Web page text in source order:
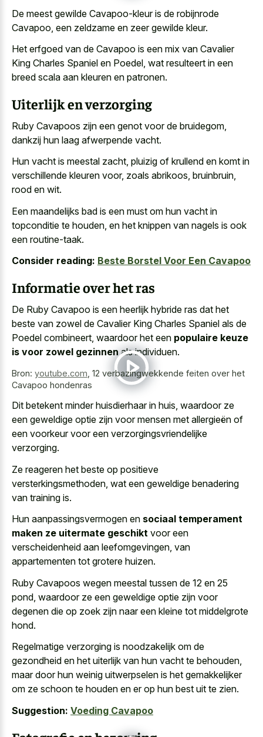
De meest gewilde Cavapoo-kleur is de robijnrode
Cavapoo, een zeldzame en zeer gewilde kleur.
Het erfgoed van de Cavapoo is een mix van Cavalier
King Charles Spaniel en Poedel, wat resulteert in een
breed scala aan kleuren en patronen.
Uiterlijk en verzorging
Ruby Cavapoos zijn een genot voor de bruidegom,
dankzij hun laag afwerpende vacht.
Hun vacht is meestal zacht, pluizig of krullend en komt in
verschillende kleuren voor, zoals abrikoos, bruinbruin,
rood en wit.
Een maandelijks bad is een must om hun vacht in
topconditie te houden, en het knippen van nagels is ook
een routine-taak.
Consider reading: Beste Borstel Voor Een Cavapoo
Informatie over het ras
De Ruby Cavapoo is een heerlijk hybride ras dat het
beste van zowel de Cavalier King Charles Spaniel als de
Poedel combineert, waardoor het een populaire keuze
is voor zowel gezinnenals individuen.
Bron: youtube.com 12 verbazingwekkende feiten over het
Cavapoo hondenras
Dit betekent minder huisdierhaar in huis, waardoor ze
een geweldige optie zijn voor mensen met allergieën of
een voorkeur voor een verzorgingsvriendelijke
verzorging.
Ze reageren het beste op positieve
versterkingsmethoden, wat een geweldige benadering
van training is.
Hun aanpassingsvermogen en sociaal temperament
maken ze uitermate geschikt voor een
verscheidenheid aan leefomgevingen, van
appartementen tot grotere huizen.
Ruby Cavapoos wegen meestal tussen de 12 en 25
pond, waardoor ze een geweldige optie zijn voor
degenen die op zoek zijn naar een kleine tot middelgrote
hond.
Regelmatige verzorging is noodzakelijk om de
gezondheid en het uiterlijk van hun vacht te behouden,
maar door hun weinig uitwerpselen is het gemakkelijker
om ze schoon te houden en er op hun best uit te zien.
Suggestion: Voeding Cavapoo